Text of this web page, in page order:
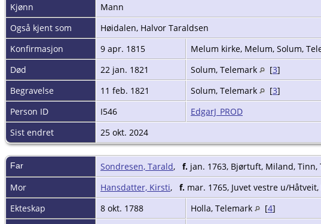
Kjønn
Mann
Også kjent som
Høidalen, Halvor Taraldsen
Konfirmasjon
9 apr. 1815
Melum kirke, Melum, Solum,
Død
22 jan. 1821 Solum, Telemark [3]
Begravelse
11 feb. 1821 Solum, Telemark [3]
Person ID
I546
EdgarJ_PROD
Sist endret
25 okt. 2024
Far Sondresen, Tarald, f. jan. 1763, Bjørtuft, Miland, Tinn,
Mor
Hansdatter, Kirsti, f. mar. 1765, Juvet vestre u/
Ekteskap
8 okt. 1788 Holla, Telemark [4]